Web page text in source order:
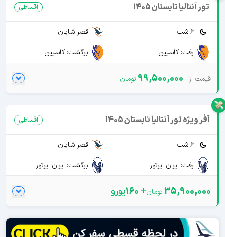
تور آنتالیا تابستان 1405 اقساطی
6 شب
قصر شایان
رفت: کاسپین
برگشت: کاسپین
99,500,000
آفر ویژه تور آنتالیا تابستان 1405 اقساطی
6 شب
قصر شایان
رفت: ایران ایرتور
برگشت: ایران ایرتور
35,900,000
+
160یورو